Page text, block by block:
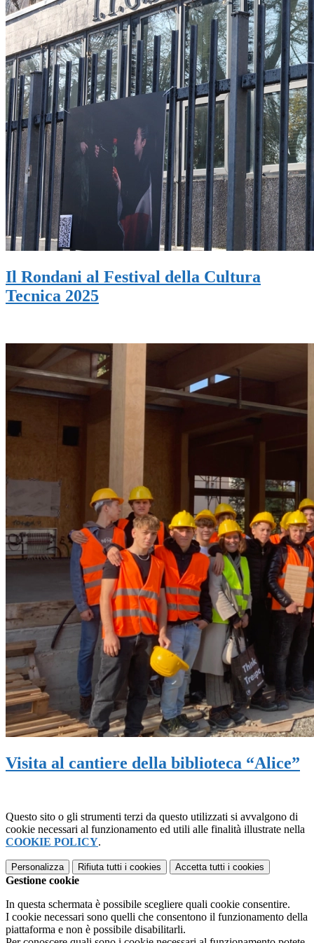
Il Rondani al Festival della Cultura
Tecnica 2025
Visita al cantiere della biblioteca “Alice”
Questo sito o gli strumenti terzi da questo utilizzati si avvalgono di
cookie necessari al funzionamento ed utili alle finalità illustrate nella
COOKIE POLICY.
Personalizza Rifiuta tutti i cookies Accetta tutti i cookies
Gestione cookie
In questa schermata è possibile scegliere quali cookie consentire.
I cookie necessari sono quelli che consentono il funzionamento della
piattaforma e non è possibile disabilitarli.